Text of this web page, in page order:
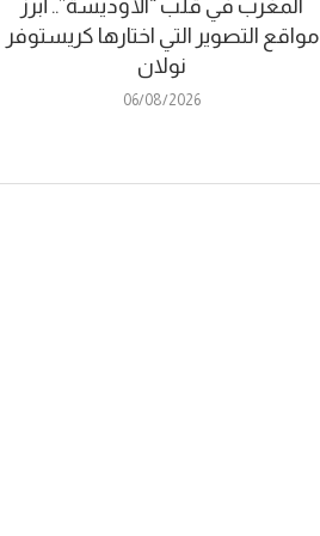
المغرب في قلب “الأوديسة”.. أبرز
مواقع التصوير التي اختارها كريستوفر
نولان
06/08/2026